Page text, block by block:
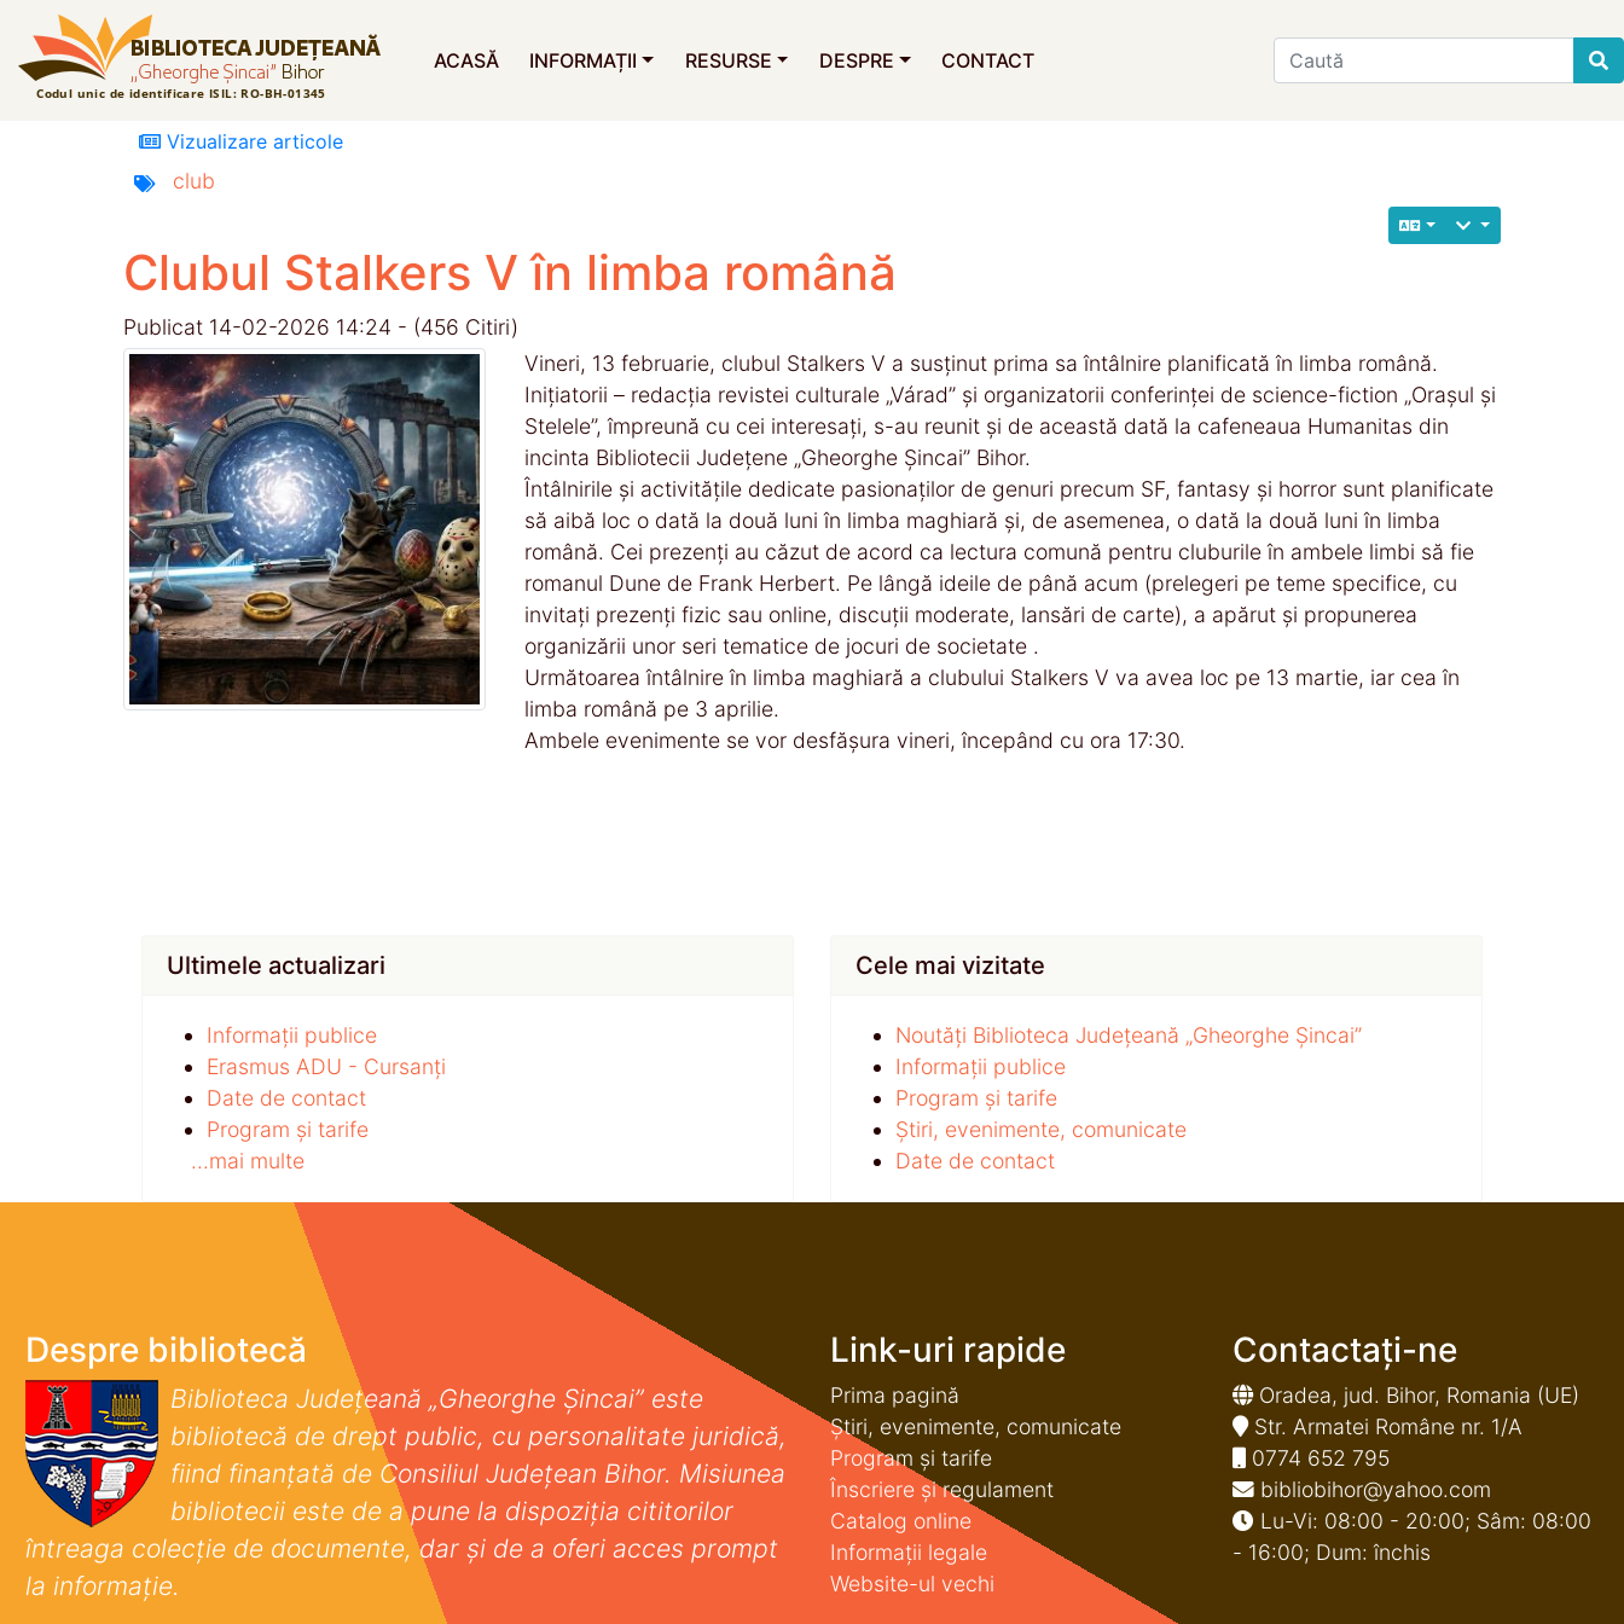
ACASĂ INFORMAȚII RESURSE DESPRE CONTACT
Find
Vizualizare articole
club
Clubul Stalkers V în limba română
Publicat 14-02-2026 14:24 - (456 Citiri)
Vineri, 13 februarie, clubul Stalkers V a susținut prima sa întâlnire planificată în limba română.
Inițiatorii – redacția revistei culturale „Várad” și organizatorii conferinței de science-fiction „Orașul și
Stelele”, împreună cu cei interesați, s-au reunit și de această dată la cafeneaua Humanitas din
incinta Bibliotecii Județene „Gheorghe Șincai” Bihor.
Întâlnirile și activitățile dedicate pasionaților de genuri precum SF, fantasy și horror sunt planificate
să aibă loc o dată la două luni în limba maghiară și, de asemenea, o dată la două luni în limba
română. Cei prezenți au căzut de acord ca lectura comună pentru cluburile în ambele limbi să fie
romanul Dune de Frank Herbert. Pe lângă ideile de până acum (prelegeri pe teme specifice, cu
invitați prezenți fizic sau online, discuții moderate, lansări de carte), a apărut și propunerea
organizării unor seri tematice de jocuri de societate .
Următoarea întâlnire în limba maghiară a clubului Stalkers V va avea loc pe 13 martie, iar cea în
limba română pe 3 aprilie.
Ambele evenimente se vor desfășura vineri, începând cu ora 17:30.
Ultimele actualizari
Informații publice
Erasmus ADU - Cursanți
Date de contact
Program și tarife
...mai multe
Cele mai vizitate
Noutăți Biblioteca Județeană „Gheorghe Șincai”
Informații publice
Program și tarife
Știri, evenimente, comunicate
Date de contact
Despre bibliotecă
Biblioteca Județeană „Gheorghe Șincai” este
bibliotecă de drept public, cu personalitate juridică,
fiind finanţată de Consiliul Judeţean Bihor. Misiunea
bibliotecii este de a pune la dispoziţia cititorilor
întreaga colecţie de documente, dar şi de a oferi acces prompt
la informaţie.
Link-uri rapide
Prima pagină
Știri, evenimente, comunicate
Program și tarife
Înscriere și regulament
Catalog online
Informații legale
Website-ul vechi
Contactați-ne
Oradea, jud. Bihor, Romania (UE)
Str. Armatei Române nr. 1/A
0774 652 795
bibliobihor@yahoo.com
Lu-Vi: 08:00 - 20:00; Sâm: 08:00
- 16:00; Dum: închis